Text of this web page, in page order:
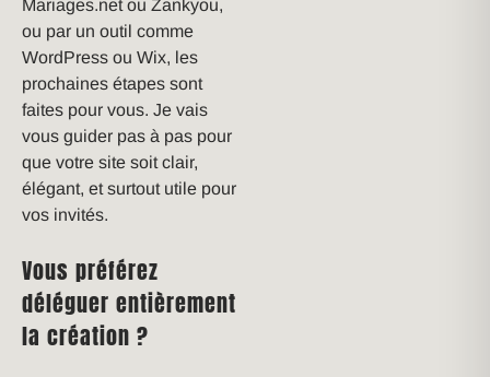
Mariages.net ou Zankyou,
ou par un outil comme
WordPress ou Wix, les
prochaines étapes sont
faites pour vous. Je vais
vous guider pas à pas pour
que votre site soit clair,
élégant, et surtout utile pour
vos invités.
Vous préférez
déléguer entièrement
la création ?